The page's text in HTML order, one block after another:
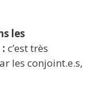
les
c’est très
les conjoint.e.s,